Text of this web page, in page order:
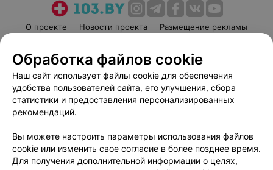
О проекте Новости проекта
Размещение рекламы
Пользовательское соглашение
Способы оплаты
Вакансии
Партнеры
Написать руководителю 103.by
Обработка персональных данных
Обработка файлов cookie
Наш сайт использует файлы cookie для обеспечения
удобства пользователей сайта, его улучшения, сбора
статистики и предоставления персонализированных
рекомендаций.
Вы можете настроить параметры использования файлов
cookie или изменить свое согласие в более позднее время.
Для получения дополнительной информации о целях,